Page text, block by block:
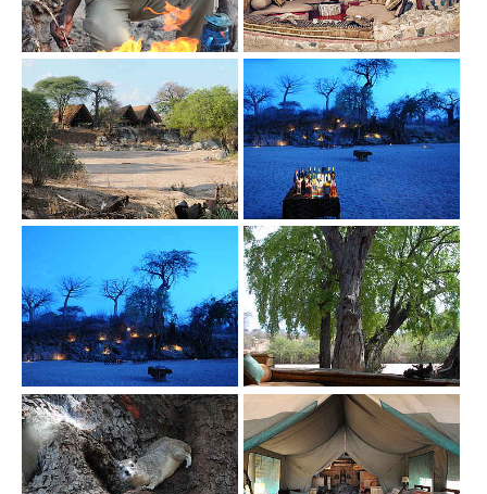
Show larger version Show larger version
Show larger version
Show larger version Show larger version